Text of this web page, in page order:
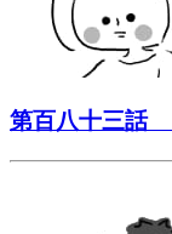
第百八十三話